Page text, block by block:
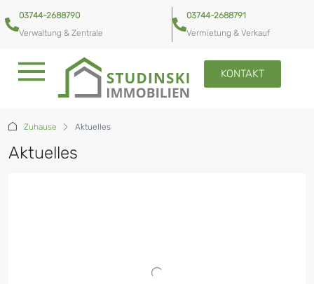
03744-2688790
Verwaltung & Zentrale
03744-2688791
Vermietung & Verkauf
KONTAKT
Zuhause Aktuelles
Aktuelles